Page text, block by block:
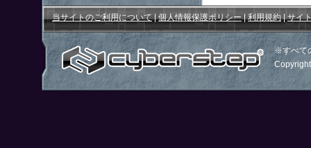
当サイトのご利用について| 個人情報保護ポリシー| 利用規約| サイ
※すべて